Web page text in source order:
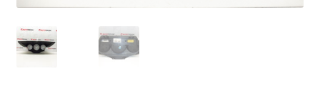
Правила и условия